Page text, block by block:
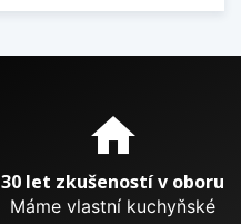
home
30 let zkušeností v oboru
Máme vlastní kuchyňské